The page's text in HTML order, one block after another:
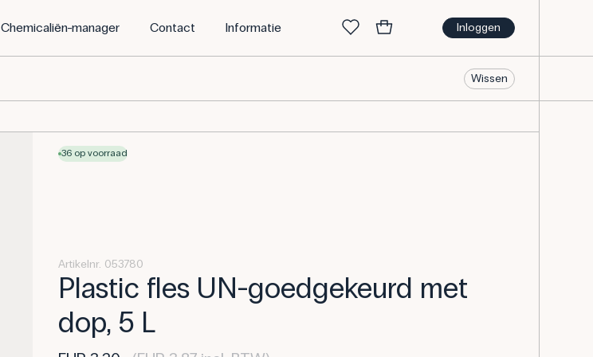
Inloggen
Chemicaliën-manager Contact Informatie
Wissen
36 op voorraad
Artikelnr. 053780
Plastic fles UN-goedgekeurd met
dop, 5 L